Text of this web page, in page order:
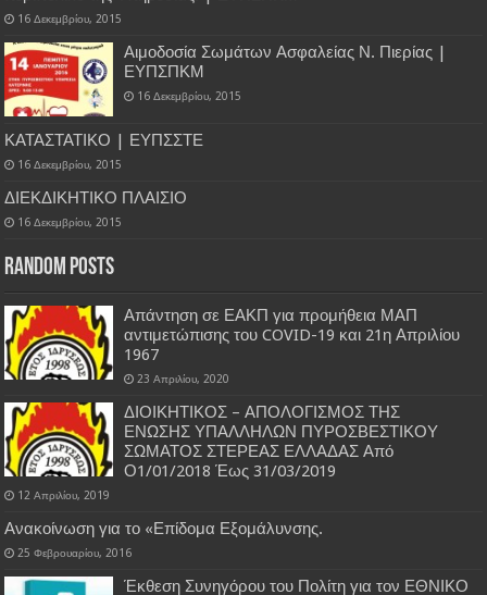
16 Δεκεμβρίου, 2015
Αιμοδοσία Σωμάτων Ασφαλείας Ν. Πιερίας |
ΕΥΠΣΠΚΜ
16 Δεκεμβρίου, 2015
ΚΑΤΑΣΤΑΤΙΚΟ | ΕΥΠΣΣΤΕ
16 Δεκεμβρίου, 2015
ΔΙΕΚΔΙΚΗΤΙΚΟ ΠΛΑΙΣΙΟ
16 Δεκεμβρίου, 2015
Random Posts
Απάντηση σε ΕΑΚΠ για προμήθεια ΜΑΠ
αντιμετώπισης του COVID-19 και 21η Απριλίου
1967
23 Απριλίου, 2020
ΔΙΟΙΚΗΤΙΚΟΣ – ΑΠΟΛΟΓΙΣΜΟΣ ΤΗΣ
ΕΝΩΣΗΣ ΥΠΑΛΛΗΛΩΝ ΠΥΡΟΣΒΕΣΤΙΚΟΥ
ΣΩΜΑΤΟΣ ΣΤΕΡΕΑΣ ΕΛΛΑΔΑΣ Από
Ο1/01/2018 Έως 31/03/2019
12 Απριλίου, 2019
Ανακοίνωση για το «Επίδομα Εξομάλυνσης.
25 Φεβρουαρίου, 2016
Έκθεση Συνηγόρου του Πολίτη για τον ΕΘΝΙΚΟ